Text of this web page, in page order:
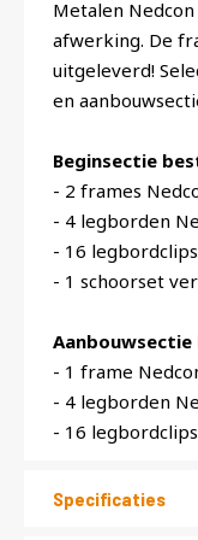
Metalen
afwerking. De
uitgeleverd!
en
Beginsectie
- 2 frames
- 4 legborden
- 16
- 1 schoorset
- 1 frame
- 4 legborden
- 16
Specificaties